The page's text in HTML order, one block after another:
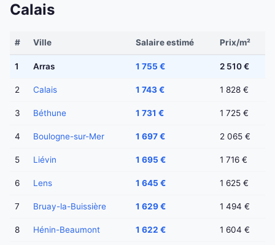
Calais
# Ville Salaire estimé Prix/m²
1 Arras 1 755 € 2 510 €
2 Calais 1 743 € 1 828 €
3 Béthune 1 731 € 1 725 €
4 Boulogne-sur-Mer 1 697 € 2 065 €
5 Liévin 1 695 € 1 716 €
6 Lens 1 645 € 1 625 €
7 Bruay-la-Buissière 1 629 € 1 494 €
8 Hénin-Beaumont 1 622 € 1 604 €